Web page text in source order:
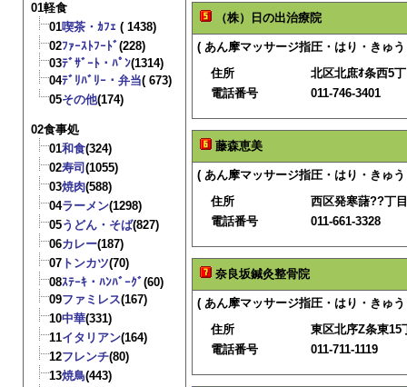
01軽食
01喫茶・ｶﾌｪ ( 1438)
02ﾌｧｰｽﾄﾌｰﾄﾞ(228)
03ﾃﾞｻﾞｰﾄ・ﾊﾟﾝ(1314)
04ﾃﾞﾘﾊﾞﾘｰ・弁当( 673)
05その他(174)
02食事処
01和食(324)
02寿司 (1055)
03焼肉(588)
04ラーメン(1298)
05うどん・そば(827)
06カレー(187)
07 トンカツ(70)
08ｽﾃｰｷ・ﾊﾝﾊﾞｰｸﾞ(60)
09ファミレス(167)
10中華(331)
11イタリアン(164)
12フレンチ(80)
13焼鳥(443)
（株）日の出治療院
( あん摩マッサージ指圧・はり・きゅ
住所
北区北庶ｵ条西5
電話番号
011-746-3401
藤森恵美
( あん摩マッサージ指圧・はり・きゅ
住所
西区発寒藷??丁
電話番号
011-661-3328
奈良坂鍼灸整骨院
( あん摩マッサージ指圧・はり・きゅ
住所
東区北序Z条東15
電話番号
011-711-1119